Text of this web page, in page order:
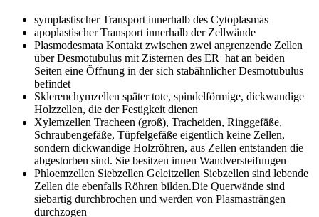
symplastischer Transport innerhalb des Cytoplasmas
apoplastischer Transport innerhalb der Zellwände
Plasmodesmata Kontakt zwischen zwei angrenzende Zellen
über Desmotubulus mit Zisternen des ER hat an beiden
Seiten eine Öffnung in der sich stabähnlicher Desmotubulus
befindet
Sklerenchymzellen später tote, spindelförmige, dickwandige
Holzzellen, die der Festigkeit dienen
Xylemzellen Tracheen (groß), Tracheiden, Ringgefäße,
Schraubengefäße, Tüpfelgefäße eigentlich keine Zellen,
sondern dickwandige Holzröhren, aus Zellen entstanden die
abgestorben sind. Sie besitzen innen Wandversteifungen
Phloemzellen Siebzellen Geleitzellen Siebzellen sind lebende
Zellen die ebenfalls Röhren bilden.Die Querwände sind
siebartig durchbrochen und werden von Plasmasträngen
durchzogen